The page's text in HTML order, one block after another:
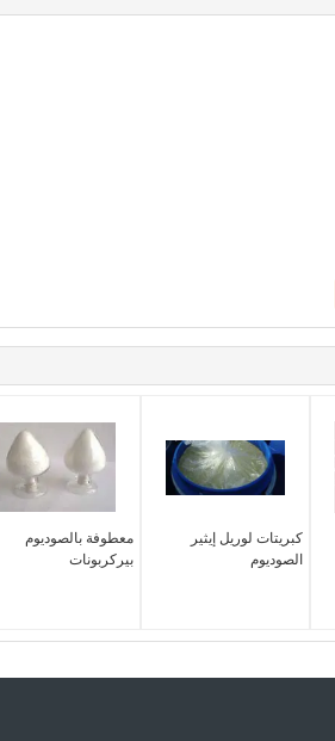
معطوفة بالصوديوم
بيركربونات
كبريتات لوريل إيثير
الصوديوم